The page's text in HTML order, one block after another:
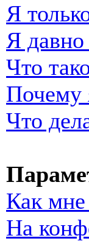
Я
Я давно
Что
Почему
Что
Как мне
На